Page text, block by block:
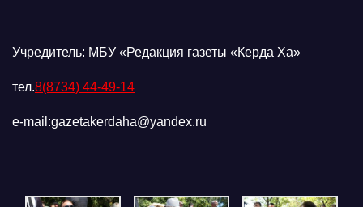
Учредитель: МБУ «Редакция газеты «Керда Ха»
тел.8(8734) 44-49-14
e-mail:gazetakerdaha@yandex.ru